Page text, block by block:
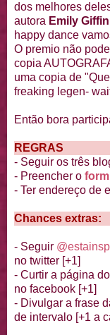
dos melhores
autora Emily Giffin
happy dance
O premio não
copia
uma copia de
freaking legen-
Então bora
REGRAS
- Seguir os três
- Preencher o
- Ter endereço de
Chances extras:
- Seguir
no twitter [+1]
- Curtir a página do
no facebook [+1]
- Divulgar a frase
de intervalo [+1 a